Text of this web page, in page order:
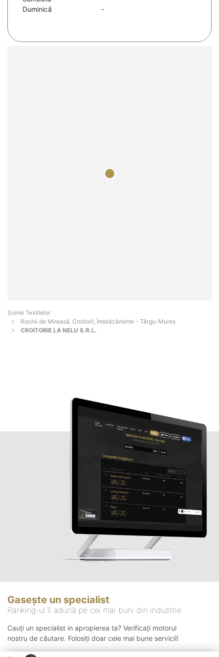
Duminică
-
Șoimii Textilelor
Rochii de Mireasă, Croitorii, Îmbrăcăminte - Târgu-Mureş
CROITORIE LA NELU S.R.L.
Gasește un specialist
Ranking-ul îi adună pe cei mai buni din industrie
Cauți un specialist in apropierea ta? Verificați motorul
nostru de căutare. Folosiți doar cele mai bune servicii!